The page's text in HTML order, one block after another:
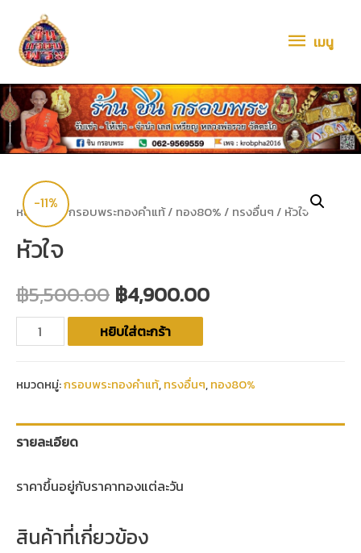
เมนู
-11%
หน้าหลัก /กรอบพระทองคำแท้/ ทอง80% / ทรงอื่นๆ / หัวใจ
หัวใจ
฿5,500.00 ฿4,900.00
หยิบใส่ตะกร้า
หมวดหมู่:กรอบพระทองคำแท้,ทรงอื่นๆ,ทอง80%
รายละเอียด
ราคาขึ้นอยู่กับราคาทองแต่ละวัน
สินค้าที่เกี่ยวข้อง